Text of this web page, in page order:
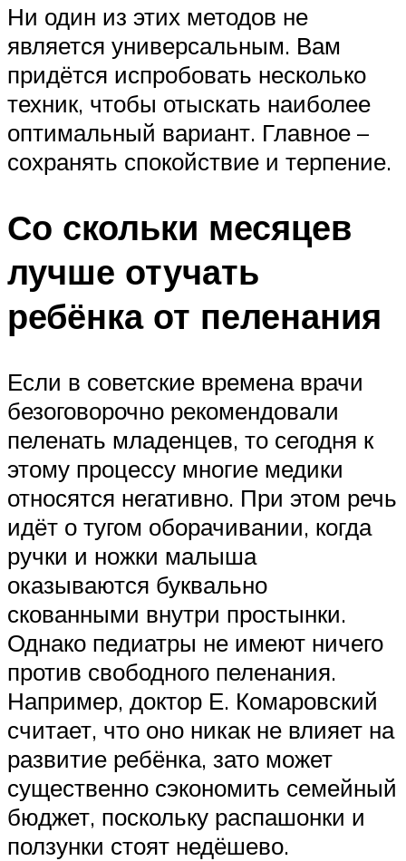
Ни один из этих методов не
является универсальным. Вам
придётся испробовать несколько
техник, чтобы отыскать наиболее
оптимальный вариант. Главное –
сохранять спокойствие и терпение.
Со скольки месяцев
лучше отучать
ребёнка от пеленания
Если в советские времена врачи
безоговорочно рекомендовали
пеленать младенцев, то сегодня к
этому процессу многие медики
относятся негативно. При этом речь
идёт о тугом оборачивании, когда
ручки и ножки малыша
оказываются буквально
скованными внутри простынки.
Однако педиатры не имеют ничего
против свободного пеленания.
Например, доктор Е. Комаровский
считает, что оно никак не влияет на
развитие ребёнка, зато может
существенно сэкономить семейный
бюджет, поскольку распашонки и
ползунки стоят недёшево.